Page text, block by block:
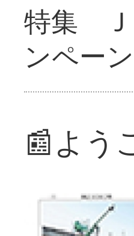
特集 Ｊ
ンペーン
📰よう